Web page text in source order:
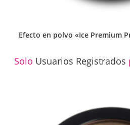
Efecto en polvo «Ice Premium
Solo Usuarios Registrados